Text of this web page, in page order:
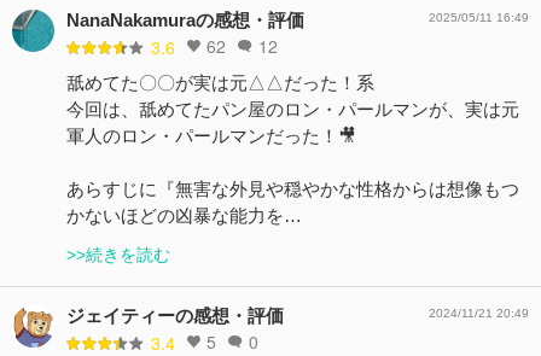
NanaNakamuraの感想・評価
3.6 62 12
2025/05/11 16:49
舐めてた〇〇が実は元△△だった！系
今回は、舐めてたパン屋のロン・パールマンが、実は元
軍人のロン・パールマンだった！🎥
あらすじに『無害な外見や穏やかな性格からは想像もつ
かないほどの凶暴な能力を…
>>続きを読む
ジェイティーの感想・評価
3.4 5 0
2024/11/21 20:49